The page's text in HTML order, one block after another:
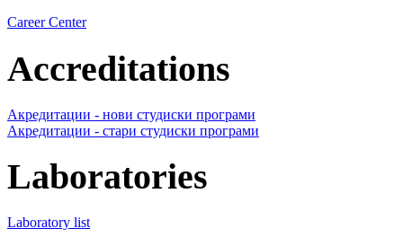
Career Center
Accreditations
Акредитации - нови студиски програми
Акредитации - стари студиски програми
Laboratories
Laboratory list